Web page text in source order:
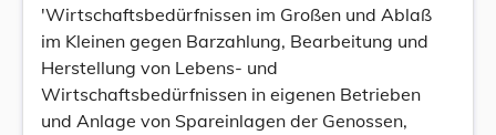
'Wirtschaftsbedürfnissen im Großen und Ablaß
im Kleinen gegen Barzahlung, Bearbeitung und
Herstellung von Lebens- und
Wirtschaftsbedürfnissen in eigenen Betrieben
und Anlage von Spareinlagen der Genossen,